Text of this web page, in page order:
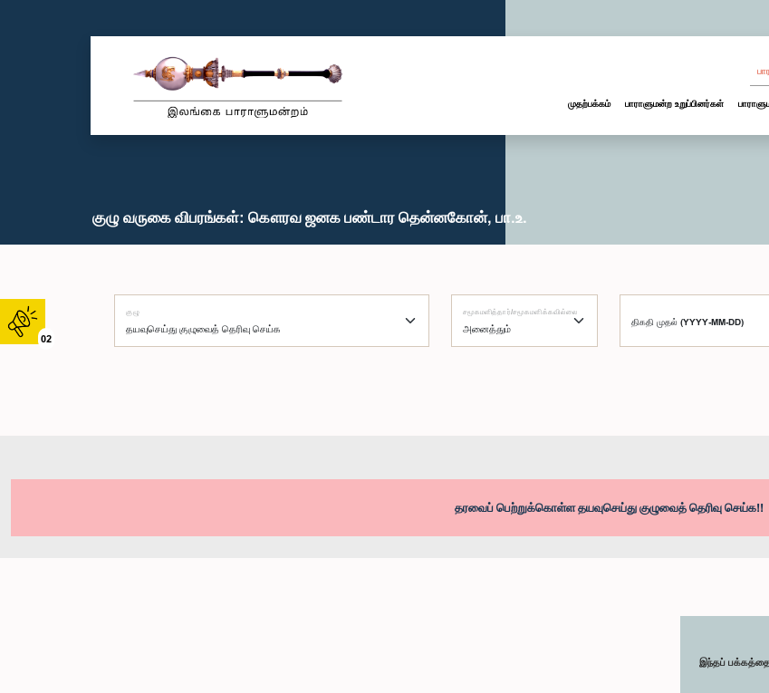
02
முதற்பக்கம் பாராளுமன்ற உறுப்பினர்கள்
குழு வருகை விபரங்கள்: கௌரவ ஜனக பண்டார தென்னகோன், பா.உ.
குழு சமூகமளித்தார்/சமூகமளிக்கவில்லை
திகதி முதல் (YYYY-MM-DD)
தரவைப் பெற்றுக்கொள்ள தயவுசெய்து குழுவைத் தெரிவு செய்க!!
இந்தப்